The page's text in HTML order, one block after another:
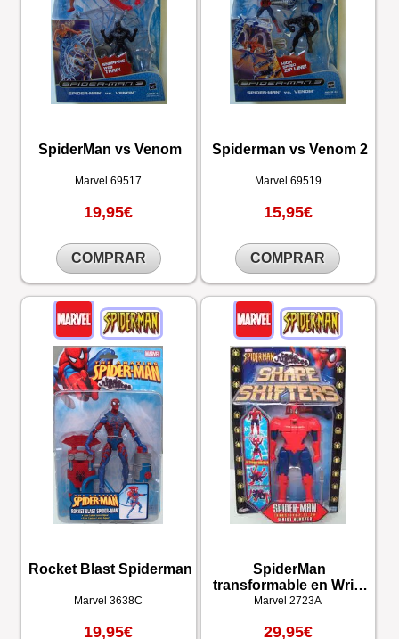
SpiderMan vs Venom
Marvel 69517
19,95€
COMPRAR
Spiderman vs Venom 2
Marvel 69519
15,95€
COMPRAR
Rocket Blast Spiderman
Marvel 3638C
19,95€
SpiderMan
transformable en Wrist
Blaster
Marvel 2723A
29,95€